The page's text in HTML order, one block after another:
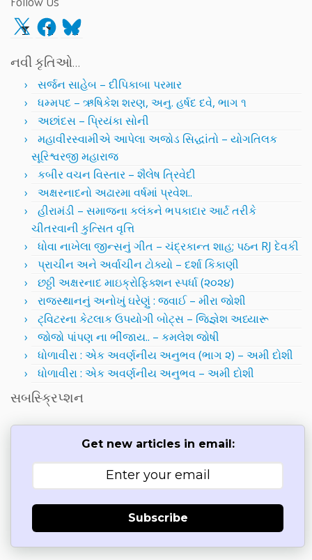
X Facebook
Bluesky
નવી કૃતિઓ…
સર્જન સાહેબ – દીપિકાબા પરમાર
ધમ્મપદ – ઋષિકેશ શરણ, અનુ. હર્ષદ દવે, ભાગ ૧
અછાંદસ – પ્રિયંકા સોની
મહાવીરસ્વામીએ આપેલા અજોડ સિદ્ધાંતો – યોગતિલક
સૂરિશ્વરજી મહારાજ
કબીર વચન વિસ્તાર – શૈલેષ ત્રિવેદી
અક્ષરનાદનો અઢારમા વર્ષમાં પ્રવેશ..
હીરામંડી – સમાજના કલંકને ભપકાદાર આર્ટ તરીકે
ચીતરવાની કુત્સિત વૃત્તિ
ધોવા નાખેલા જીન્સનું ગીત – ચંદ્રકાન્ત શાહ; પઠન RJ દેવકી
પ્રાચીન અને અર્વાચીન ટોક્યો – દર્શા કિકાણી
છઠ્ઠી અક્ષરનાદ માઇક્રોફિક્શન સ્પર્ધા (૨૦૨૪)
રાજસ્થાનનું અનોખું ઘરેણું : જવાઈ – મીરા જોશી
ટ્વિટરના કેટલાક ઉપયોગી બોટ્સ – જિજ્ઞેશ અધ્યારૂ
જોજો પાંપણ ના ભીંજાય.. – કમલેશ જોષી
ધોળાવીરા : એક અવર્ણનીય અનુભવ (ભાગ ૨) – અમી દોશી
ધોળાવીરા : એક અવર્ણનીય અનુભવ – અમી દોશી
સબસ્ક્રિપ્શન
Get new articles in email:
Subscribe